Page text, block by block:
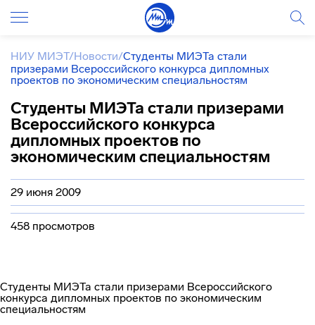
НИУ МИЭТ/Новости/Студенты МИЭТа стали
призерами Всероссийского конкурса дипломных
проектов по экономическим специальностям
Студенты МИЭТа стали призерами
Всероссийского конкурса
дипломных проектов по
экономическим специальностям
29 июня 2009
458 просмотров
Студенты МИЭТа стали призерами Всероссийского
конкурса дипломных проектов по экономическим
специальностям